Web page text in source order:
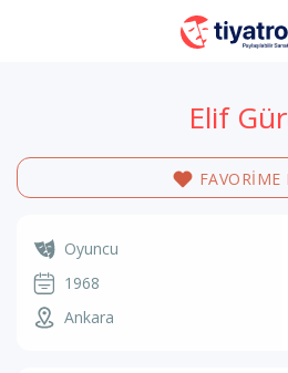
Elif
FAVORİME
Oyuncu
1968
Ankara